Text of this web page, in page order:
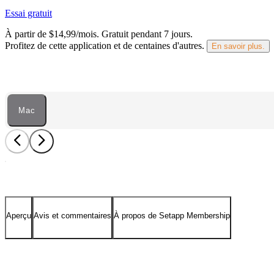
Essai gratuit
À partir de $14,99/mois. Gratuit pendant 7 jours.
Profitez de cette application et de centaines d'autres.
En savoir plus.
Mac
Aperçu Avis et commentaires À propos de Setapp Membership